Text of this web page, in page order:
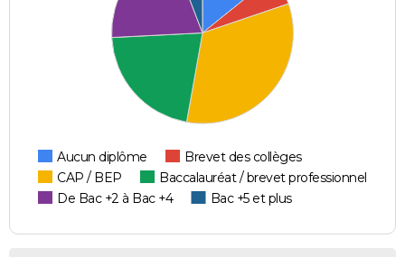
Aucun diplôme
Brevet des collèges
CAP / BEP
Baccalauréat / brevet professionnel
De Bac +2 à Bac +4
Bac +5 et plus